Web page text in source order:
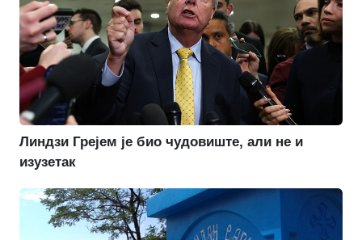
Линдзи Грејем је био чудовиште, али не и
изузетак